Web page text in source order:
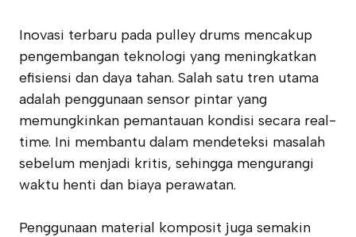
Inovasi terbaru pada pulley drums mencakup
pengembangan teknologi yang meningkatkan
efisiensi dan daya tahan. Salah satu tren utama
adalah penggunaan sensor pintar yang
memungkinkan pemantauan kondisi secara real-
time. Ini membantu dalam mendeteksi masalah
sebelum menjadi kritis, sehingga mengurangi
waktu henti dan biaya perawatan.
Penggunaan material komposit juga semakin